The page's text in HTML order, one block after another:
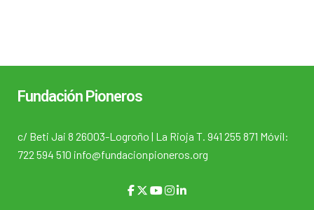
Fundación Pioneros
c/ Beti Jai 8 26003-Logroño | La Rioja T. 941 255 871 Móvil:
722 594 510 info@fundacionpioneros.org